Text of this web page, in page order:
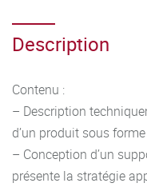
Description
Contenu :
– Description
d’un produit sous
– Conception d’un
présente la stratégie